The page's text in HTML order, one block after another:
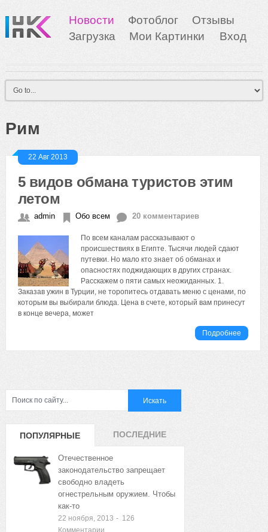
Новости Фотоблог
Отзывы
Загрузка
Мои Картинки Вход
Рим
22 Авг 2013
5 видов обмана туристов этим
летом
admin Обо всем 20 комментариев
По всем каналам рассказывают о
происшествиях в Египте. Тысячи людей сдают
путевки. Но мало кто знает об обманах и
опасностях поджидающих в других странах.
Расскажем о пяти самых неожиданных. 1.
Заказав ужин в Турции, не торопитесь отдавать меню с ценами, по
которым вы выбирали блюда. Цена в счете, который вам принесут
в конце вечера, может
Подробнее
ПОПУЛЯРНЫЕ
ЗАПИСИ
ПОСЛЕДНИЕ
Отечественное
законодательство запрещает
свободно владеть
огнестрельным оружием. Чтобы
как-то
22 ноября, 2013 - 126
Комментарии